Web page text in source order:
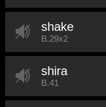
shake
B.29x2
shira
B.41